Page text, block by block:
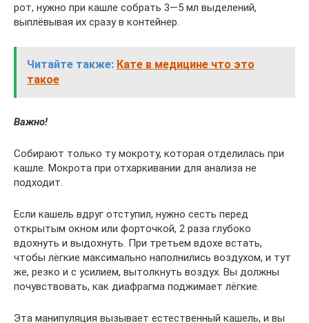
рот, нужно при кашле собрать 3—5 мл выделений,
выплёвывая их сразу в контейнер.
Читайте также: Кате в медицине что это
такое
Важно!
Собирают только ту мокроту, которая отделилась при
кашле. Мокрота при отхаркивании для анализа не
подходит.
Если кашель вдруг отступил, нужно сесть перед
открытым окном или форточкой, 2 раза глубоко
вдохнуть и выдохнуть. При третьем вдохе встать,
чтобы лёгкие максимально наполнились воздухом, и тут
же, резко и с усилием, вытолкнуть воздух. Вы должны
почувствовать, как диафрагма поджимает лёгкие.
Эта манипуляция вызывает естественный кашель, и вы